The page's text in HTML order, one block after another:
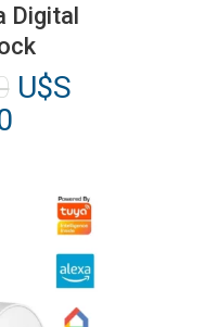
Digital
El
U$S
150,00.
U$S
El
U$S
138,00.